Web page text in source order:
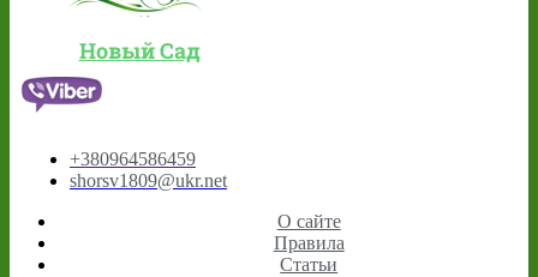
Новый Сад
+380964586459
shorsv1809@ukr.net
О сайте
Правила
Статьи